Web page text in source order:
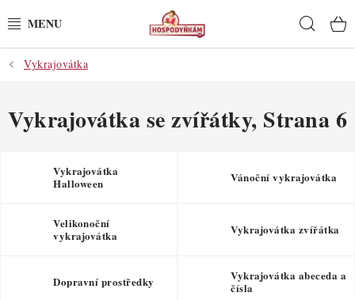
na
POTŘEBY
POMŮCKY
DEKORACE
PRO OSLAVY
Vykrajovátka
Vykrajovátka se zvířátky, Strana 6
Vykrajovátka
Halloween
Vánoční vykrajovátka
Velikonoční
vykrajovátka
Vykrajovátka zvířátka
Dopravní prostředky
Vykrajovátka abeceda a
čísla